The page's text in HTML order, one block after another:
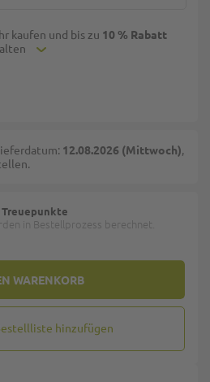
kaufen und bis zu 10 % Rabatt
WARENKORB
12.08.2026 (Mittwoch),
Treuepunkte
in Bestellprozess berechnet.
hinzufügen